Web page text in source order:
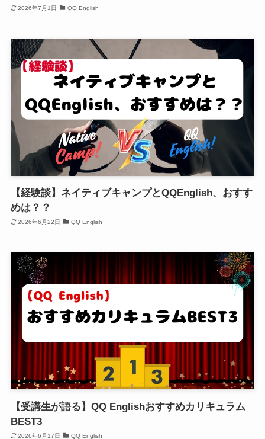
2026年7月1日 QQ English
【経験談】ネイティブキャンプとQQEnglish、おすす
めは？？
2026年6月22日 QQ English
【受講生が語る】QQ Englishおすすめカリキュラム
BEST3
2026年6月17日 QQ English